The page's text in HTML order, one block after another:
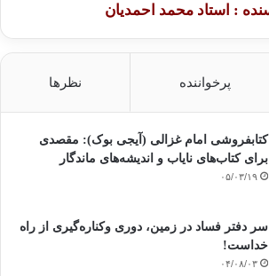
نِست
: استاد محمد احمدیان
پرخواننده نظرها
کتابفروشی امام غزالی (آیجی بوک): مقصدی
برای کتاب‌های نایاب و اندیشه‌های ماندگار
۰۵/۰۳/۱۹
سر دفتر فساد در زمین‌، دوری وکناره‌گیری از راه
خداست‌!
۰۴/۰۸/۰۳